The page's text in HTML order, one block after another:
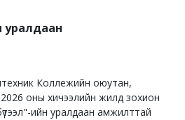
уралдаан
Коллежийн оюутан,
оны хичээлийн жилд зохион
ийн уралдаан амжилттай